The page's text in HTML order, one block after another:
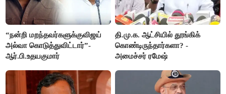
“நன்றி மறந்தவர்களுக்குவிஜய்
அல்வா கொடுத்துவிட்டார்”-
ஆர்.பி.உதயகுமார்
தி.மு.க. ஆட்சியில் தூங்கிக்
கொண்டிருந்தார்களா? -
அமைச்சர் ரமேஷ்